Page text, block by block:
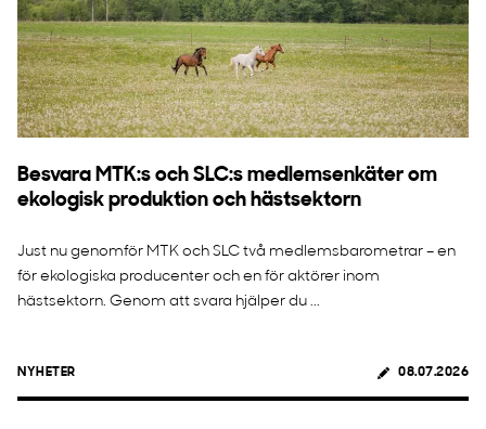
Besvara MTK:s och SLC:s medlemsenkäter om
ekologisk produktion och hästsektorn
Just nu genomför MTK och SLC två medlemsbarometrar – en
för ekologiska producenter och en för aktörer inom
hästsektorn. Genom att svara hjälper du ...
NYHETER 08.07.2026